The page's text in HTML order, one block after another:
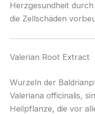
Herzgesundheit
die Zellschäden
Valerian Root Extract
Wurzeln der
Valeriana officinalis,
Heilpflanze, die vor